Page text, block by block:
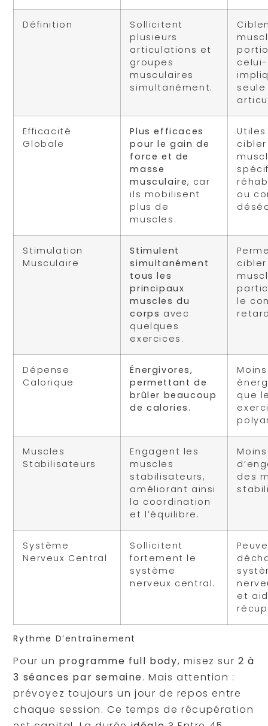
Définition
Sollicitent
plusieurs
articulations et
groupes
musculaires
simultanément.
seule
Efficacité
Globale
Plus efficaces
pour le gain de
force et de
masse
musculaire, car
ils mobilisent
plus de
muscles.
ou
Stimulation
Musculaire
Stimulent
simultanément
tous les
principaux
muscles du
corps avec
quelques
exercices.
le
Dépense
Calorique
Énergivores,
permettant de
brûler beaucoup
de calories .
Moins
que
Muscles
Stabilisateurs
Engagent les
muscles
stabilisateurs,
améliorant ainsi
la coordination
et l’équilibre.
Moins
des
Système
Nerveux Central
Sollicitent
fortement le
système
nerveux central.
et
Rythme D’entraînement
Pour un programme full body, misez sur 2 à
3 séances par semaine. Mais attention :
prévoyez toujours un jour de repos entre
chaque session. Ce temps de récupération